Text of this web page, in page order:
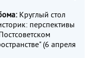
Круглый стол
перспективы
(6 апреля